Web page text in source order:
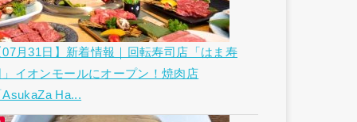
07月31日】新着情報｜回転寿司店「はま寿
」イオンモールにオープン！焼肉店
AsukaZa Ha...